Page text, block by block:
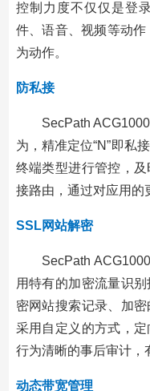
控制力度不仅仅是登
件、语音、视频等动
为动作。
防私接
SecPath
为，精准定位“N”即私
终端类型进行管控，
接路由，通过对应用的
SSL网站解密
SecPath
用特有的加密流量识
密网站搜索记录、加
采用自定义的方式，
行为清晰的事后审计，
动态带宽管理